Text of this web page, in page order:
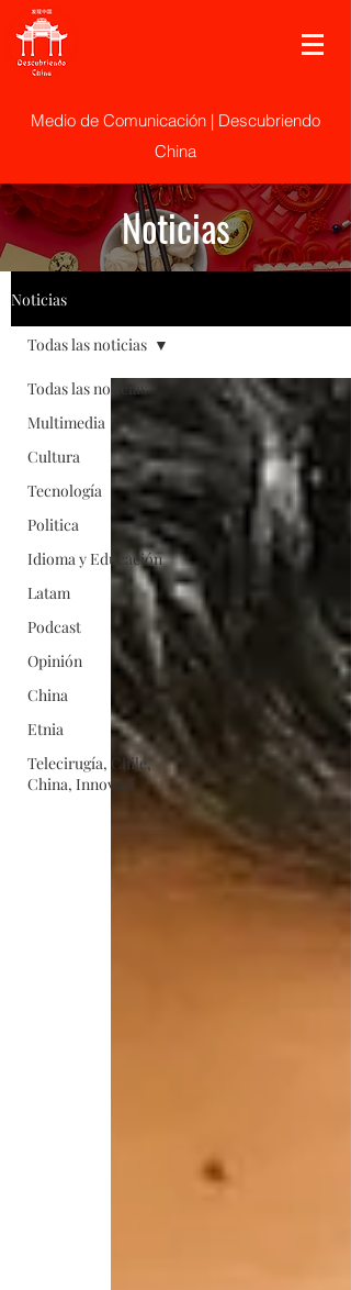
Medio de Comunicación | Descubriendo
China
Noticias
Noticias
Todas las noticias
Multimedia
Cultura
Tecnología
Politica
Idioma y Educación
Latam
Podcast
Opinión
China
Etnia
Telecirugía, Chile,
China, Innovaci
Todas las noticias